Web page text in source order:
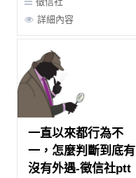
詳細內容
一直以來都行為不
一，怎麼判斷到底有
沒有外遇-徵信社ptt